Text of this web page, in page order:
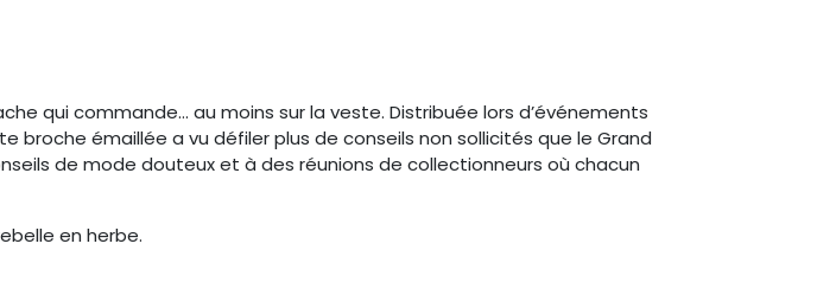
qui commande… au moins sur la veste. Distribuée lors d’événements
émaillée a vu défiler plus de conseils non sollicités que le Grand
de mode douteux et à des réunions de collectionneurs où chacun
en herbe.